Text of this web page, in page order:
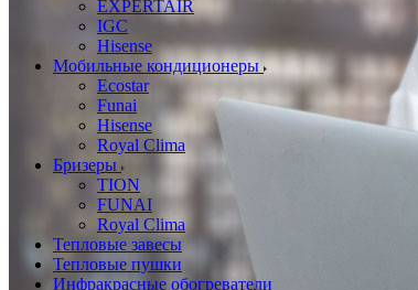
EXPERTAIR
IGC
Hisense
Мобильные кондиционеры
Ecostar
Funai
Hisense
Royal Clima
Бризеры
TION
FUNAI
Royal Clima
Тепловые завесы
Тепловые пушки
Инфракрасные обогреватели